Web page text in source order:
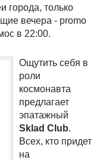
города, только
вечера - promo
в 22:00.
Ощутить себя в
роли
космонавта
предлагает
эпатажный
Sklad Club.
Всех, кто придет
на